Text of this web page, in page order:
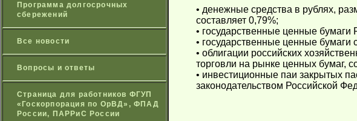
Программа долгосрочных
сбережений
Все новости
Вопросы и ответы
Страница для работников ФГУП
«Госкорпорация по ОрВД», ФПАД
России, ПАРРиС России
• денежные средства в рублях,
составляет 0,79%;
• государственные ценные бумаги
• государственные ценные бумаги
• облигации российских
торговли на рынке ценных бумаг,
• инвестиционные паи закрытых
законодательством Российской